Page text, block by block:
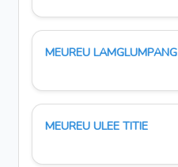
MEUREU LAMGLUMPANG
MEUREU ULEE TITIE